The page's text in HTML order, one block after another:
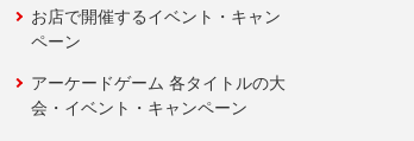
お店で開催するイベント・キャン
ペーン
アーケードゲーム 各タイトルの大
会・イベント・キャンペーン